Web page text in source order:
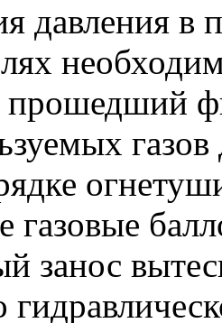
давления
прошедший
газовые
занос